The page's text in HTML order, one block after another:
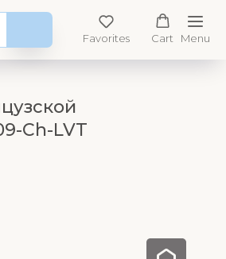
Favorites Cart Menu
Ch-LVT